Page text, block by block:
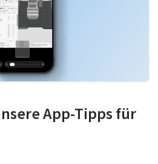
App-Tipps für